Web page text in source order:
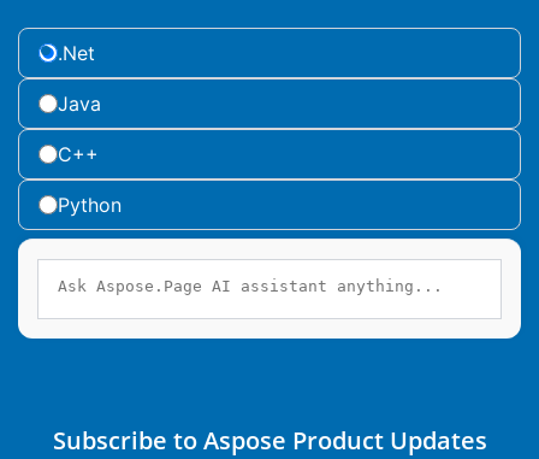
.Net
Java
C++
Python
Subscribe to Aspose Product Updates